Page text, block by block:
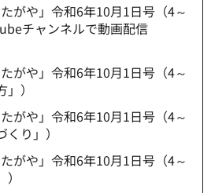
がや」令和6年10月1日号（4～
チャンネルで動画配信
がや」令和6年10月1日号（4～
）
がや」令和6年10月1日号（4～
り」）
がや」令和6年10月1日号（4～